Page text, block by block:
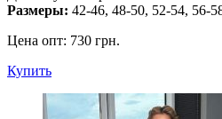
Размеры: 42-46, 48-50, 52-54, 56-
Цена опт: 730 грн.
Купить